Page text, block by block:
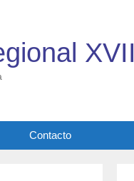
XVII
Contacto